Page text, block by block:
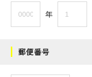
年
郵便番号